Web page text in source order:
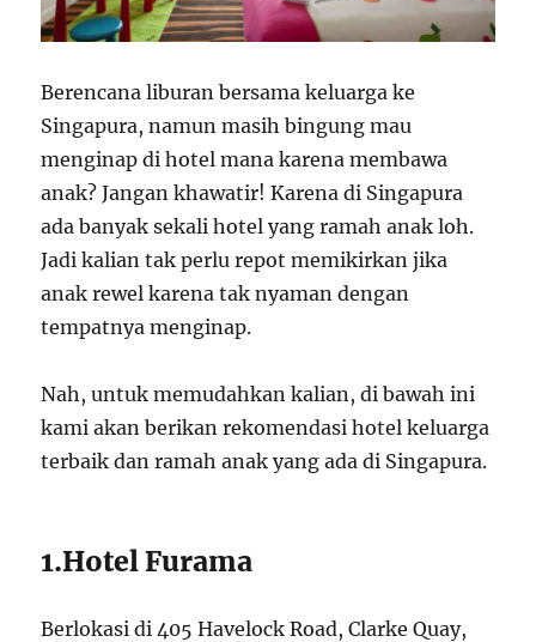
Berencana liburan bersama keluarga ke
Singapura, namun masih bingung mau
menginap di hotel mana karena membawa
anak? Jangan khawatir! Karena di Singapura
ada banyak sekali hotel yang ramah anak loh.
Jadi kalian tak perlu repot memikirkan jika
anak rewel karena tak nyaman dengan
tempatnya menginap.
Nah, untuk memudahkan kalian, di bawah ini
kami akan berikan rekomendasi hotel keluarga
terbaik dan ramah anak yang ada di Singapura.
1.Hotel Furama
Berlokasi di 405 Havelock Road, Clarke Quay,